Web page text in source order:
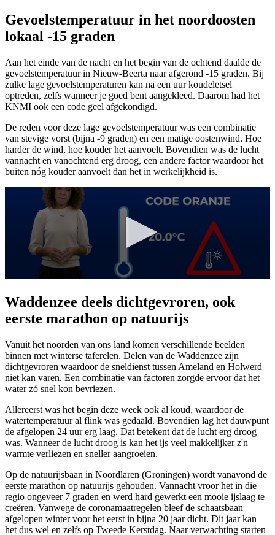
Gevoelstemperatuur in het noordoosten
lokaal -15 graden
Aan het einde van de nacht en het begin van de ochtend daalde de
gevoelstemperatuur in Nieuw-Beerta naar afgerond -15 graden. Bij
zulke lage gevoelstemperaturen kan na een uur koudeletsel
optreden, zelfs wanneer je goed bent aangekleed. Daarom had het
KNMI ook een code geel afgekondigd.
De reden voor deze lage gevoelstemperatuur was een combinatie
van stevige vorst (bijna -9 graden) en een matige oostenwind. Hoe
harder de wind, hoe kouder het aanvoelt. Bovendien was de lucht
vannacht en vanochtend erg droog, een andere factor waardoor het
buiten nóg kouder aanvoelt dan het in werkelijkheid is.
Waddenzee deels dichtgevroren, ook
eerste marathon op natuurijs
Vanuit het noorden van ons land komen verschillende beelden
binnen met winterse taferelen. Delen van de Waddenzee zijn
dichtgevroren waardoor de sneldienst tussen Ameland en Holwerd
niet kan varen. Een combinatie van factoren zorgde ervoor dat het
water zó snel kon bevriezen.
Allereerst was het begin deze week ook al koud, waardoor de
watertemperatuur al flink was gedaald. Bovendien lag het dauwpunt
de afgelopen 24 uur erg laag. Dat betekent dat de lucht erg droog
was. Wanneer de lucht droog is kan het ijs veel makkelijker z'n
warmte verliezen en sneller aangroeien.
Op de natuurijsbaan in Noordlaren (Groningen) wordt vanavond de
eerste marathon op natuurijs gehouden. Vannacht vroor het in die
regio ongeveer 7 graden en werd hard gewerkt een mooie ijslaag te
creëren. Vanwege de coronamaatregelen bleef de schaatsbaan
afgelopen winter voor het eerst in bijna 20 jaar dicht. Dit jaar kan
het dus wel en zelfs op Tweede Kerstdag. Naar verwachting starten